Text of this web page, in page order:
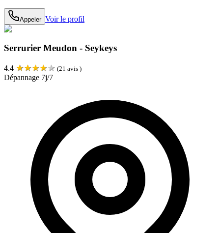
Appeler Voir le profil
Serrurier Meudon - Seykeys
4.4 ★★★★★ (21 avis )
Dépannage 7j/7